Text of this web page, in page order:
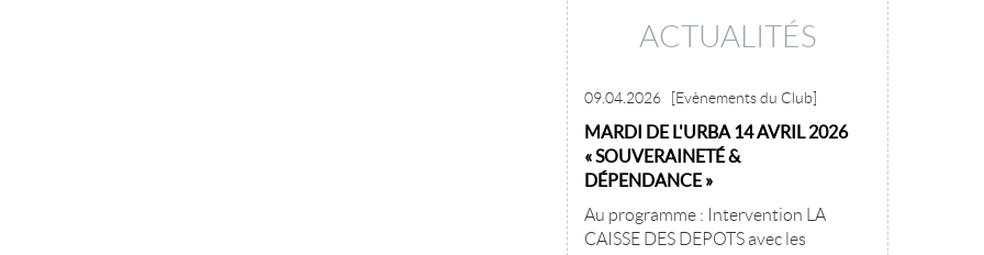
ACTUALITÉS
09.04.2026 [Evènements du Club]
MARDI DE L'URBA 14 AVRIL 2026
« SOUVERAINETÉ &
DÉPENDANCE »
Au programme : Intervention LA
CAISSE DES DEPOTS avec les